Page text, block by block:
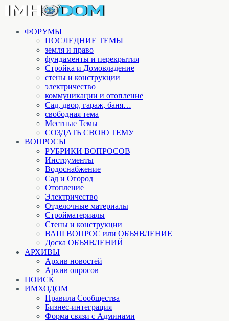
ФОРУМЫ
ПОСЛЕДНИЕ ТЕМЫ
земля и право
фундаменты и перекрытия
Стройка и Домовладение
стены и конструкции
электричество
коммуникации и отопление
Cад, двор, гараж, баня…
свободная тема
Местные Темы
СОЗДАТЬ СВОЮ ТЕМУ
ВОПРОСЫ
РУБРИКИ ВОПРОСОВ
Инструменты
Водоснабжение
Сад и Огород
Отопление
Электричество
Отделочные материалы
Стройматериалы
Стены и конструкции
ВАШ ВОПРОС или ОБЪЯВЛЕНИЕ
Доска ОБЪЯВЛЕНИЙ
АРХИВЫ
Архив новостей
Архив опросов
ПОИСК
ИМХОДОМ
Правила Сообщества
Бизнес-интеграция
Форма связи с Админами